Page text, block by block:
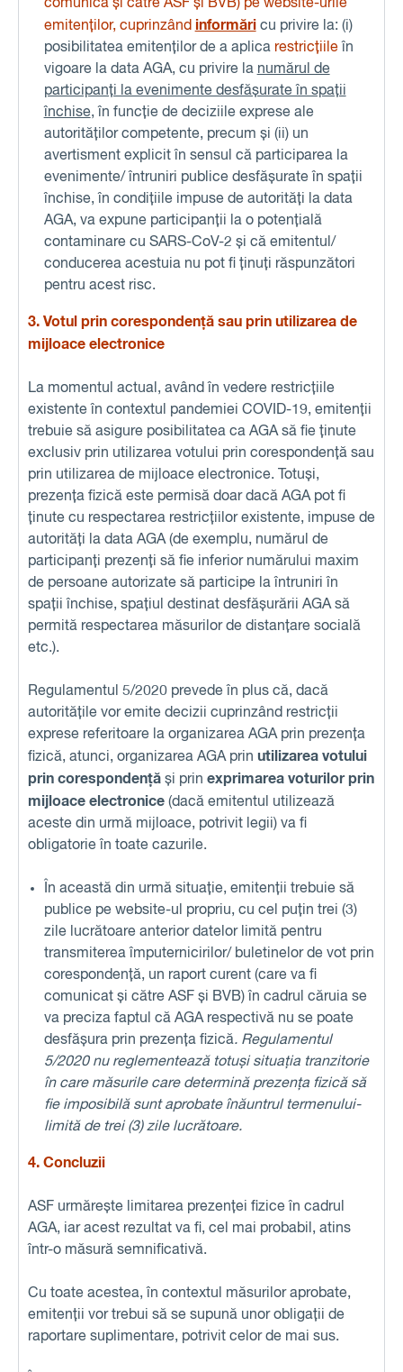
comunica și către ASF și BVB) pe website-urile
emitenților, cuprinzând informări cu privire la: (i)
posibilitatea emitenților de a aplica restricțiileîn
vigoare la data AGA, cu privire la numărul de
participanți la evenimente desfășurate în spații
închise, în funcție de deciziile exprese ale
autorităților competente, precum și (ii) un
avertisment explicit în sensul că participarea la
evenimente/ întruniri publice desfășurate în spații
închise, în condițiile impuse de autorități la data
AGA, va expune participanții la o potențială
contaminare cu SARS-CoV-2 și că emitentul/
conducerea acestuia nu pot fi ținuți răspunzători
pentru acest risc.
3. Votul prin corespondență sau prin utilizarea de
mijloace electronice
La momentul actual, având în vedere restricțiile
existente în contextul pandemiei COVID-19, emitenții
trebuie să asigure posibilitatea ca AGA să fie ținute
exclusiv prin utilizarea votului prin corespondență sau
prin utilizarea de mijloace electronice. Totuși,
prezența fizică este permisă doar dacă AGA pot fi
ținute cu respectarea restricțiilor existente, impuse de
autorități la data AGA (de exemplu, numărul de
participanți prezenți să fie inferior numărului maxim
de persoane autorizate să participe la întruniri în
spații închise, spațiul destinat desfășurării AGA să
permită respectarea măsurilor de distanțare socială
etc.).
Regulamentul 5/2020 prevede în plus că, dacă
autoritățile vor emite decizii cuprinzând restricții
exprese referitoare la organizarea AGA prin prezența
fizică, atunci, organizarea AGA prin utilizarea votului
prin corespondență și prin exprimarea voturilor prin
mijloace electronice (dacă emitentul utilizează
aceste din urmă mijloace, potrivit legii) va fi
obligatorie în toate cazurile.
În această din urmă situație, emitenții trebuie să
publice pe website-ul propriu, cu cel puțin trei (3)
zile lucrătoare anterior datelor limită pentru
transmiterea împuternicirilor/ buletinelor de vot prin
corespondență, un raport curent (care va fi
comunicat și către ASF și BVB) în cadrul căruia se
va preciza faptul că AGA respectivă nu se poate
desfășura prin prezența fizică. Regulamentul
5/2020 nu reglementează totuși situația tranzitorie
în care măsurile care determină prezența fizică să
fie imposibilă sunt aprobate înăuntrul termenului-
limită de trei (3) zile lucrătoare.
4. Concluzii
ASF urmărește limitarea prezenței fizice în cadrul
AGA, iar acest rezultat va fi, cel mai probabil, atins
într-o măsură semnificativă.
Cu toate acestea, în contextul măsurilor aprobate,
emitenții vor trebui să se supună unor obligații de
raportare suplimentare, potrivit celor de mai sus.